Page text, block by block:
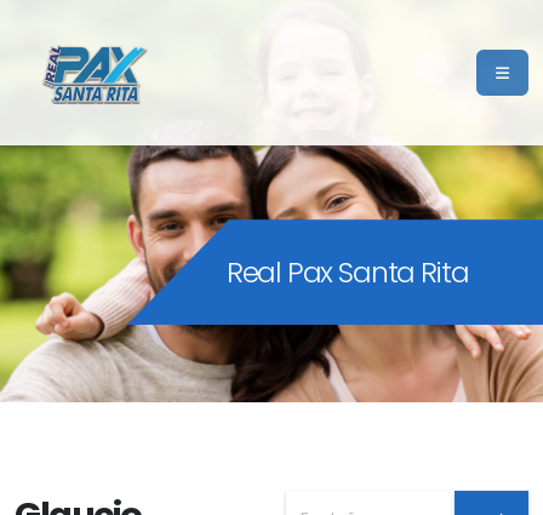
Real Pax Santa Rita